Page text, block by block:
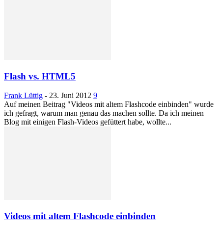
Flash vs. HTML5
Frank Lüttig - 23. Juni 2012 9
Auf meinen Beitrag "Videos mit altem Flashcode einbinden" wurde
ich gefragt, warum man genau das machen sollte. Da ich meinen
Blog mit einigen Flash-Videos gefüttert habe, wollte...
Videos mit altem Flashcode einbinden